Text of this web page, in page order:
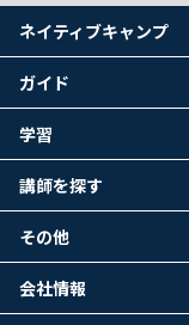
ネイティブキャンプ
ガイド
学習
講師を探す
その他
会社情報